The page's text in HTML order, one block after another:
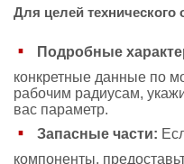
Для целей технического
Подробные
конкретные данные по
рабочим радиусам,
вас параметр.
Запасные части:
компоненты,